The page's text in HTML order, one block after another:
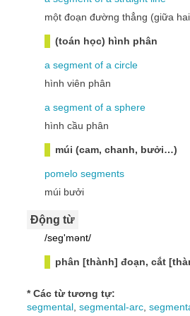
một đoạn đường thẳng (giữa
(toán học) hình phân
a segment of a circle
hình viên phân
a segment of a sphere
hình cầu phân
múi (cam, chanh, bưởi…)
pomelo segments
múi bưởi
Động từ
/seg'mənt/
phân [thành] đoạn, cắt
* Các từ tương tự:
segmental segmental-arc